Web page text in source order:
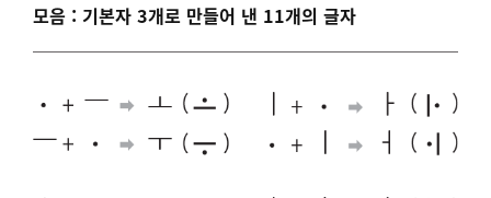
모음 : 기본자 3개로 만들어 낸 11개의 글자